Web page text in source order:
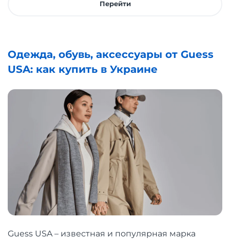
Перейти
Одежда, обувь, аксессуары от Guess
USA: как купить в Украине
Guess USA – известная и популярная марка